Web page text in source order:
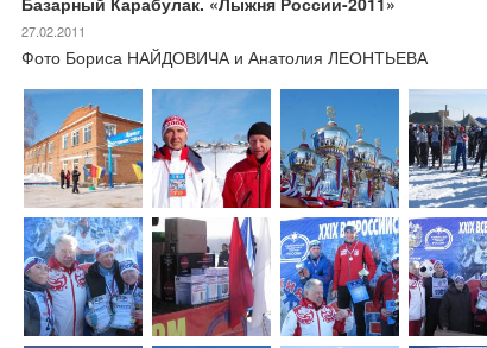
27.02.2011
Фото Бориса НАЙДОВИЧА и Анатолия ЛЕОНТЬЕВА